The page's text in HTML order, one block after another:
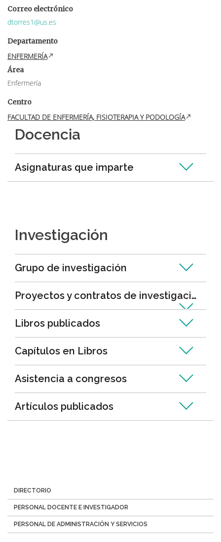
Correo electrónico
dtorres1@us.es
Departamento
ENFERMERÍA
Área
Enfermería
Centro
FACULTAD DE ENFERMERÍA, FISIOTERAPIA Y PODOLOGÍA
Docencia
Asignaturas que imparte
Investigación
Grupo de investigación
Proyectos y contratos de investigación
Libros publicados
Capítulos en Libros
Asistencia a congresos
Artículos publicados
Menú
Directorio
DIRECTORIO
PERSONAL DOCENTE E INVESTIGADOR
PERSONAL DE ADMINISTRACIÓN Y SERVICIOS